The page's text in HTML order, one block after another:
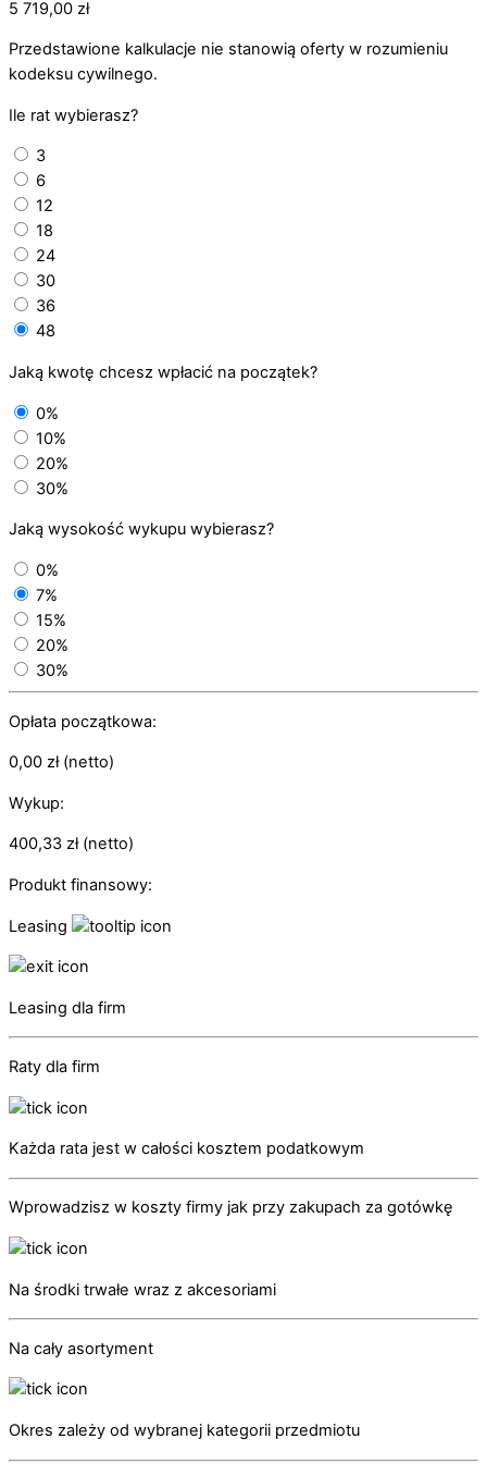
5 719,00 zł
Przedstawione kalkulacje nie stanowią oferty w rozumieniu
kodeksu cywilnego.
Ile rat wybierasz?
3
6
12
18
24
30
36
48
Jaką kwotę chcesz wpłacić na początek?
0%
10%
20%
30%
Jaką wysokość wykupu wybierasz?
0%
7%
15%
20%
30%
Opłata początkowa:
0,00 zł(netto)
Wykup:
400,33 zł(netto)
Produkt finansowy:
Leasing
Leasing dla firm
Raty dla firm
Każda rata jest w całości kosztem podatkowym
Wprowadzisz w koszty firmy jak przy zakupach za gotówkę
Na środki trwałe wraz z akcesoriami
Na cały asortyment
Okres zależy od wybranej kategorii przedmiotu